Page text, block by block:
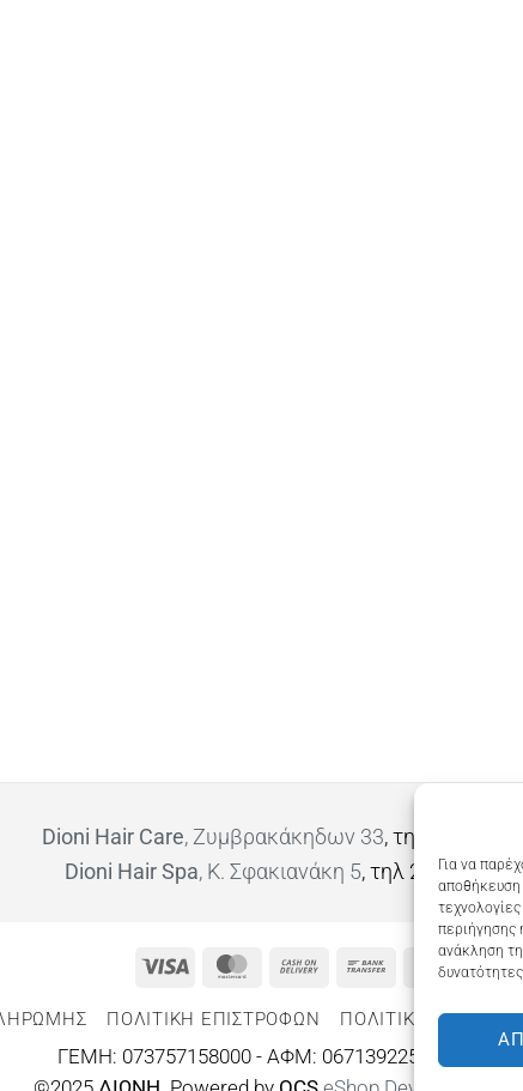
Για να
αποθήκευση
περιήγησης
ανάκληση
Dioni Hair Care, Ζυμβρακάκηδων 33, τηλ 28210
Dioni Hair Spa, Κ. Σφακιανάκη 5, τηλ 28210
Visa MasterCard
Cash
Delivery
Google
ΠΟΛΙΤΙΚΉ ΕΠΙΣΤΡΟΦΏΝ ΠΟΛΙΤΙΚΉ
ΓΕΜΗ: 073757158000 - ΑΦΜ: 067139225